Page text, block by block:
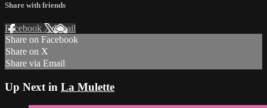
Share with friends
Facebook XEmail
Share on Facebook
Share on X
Share via Email
Up Next in La Mulette